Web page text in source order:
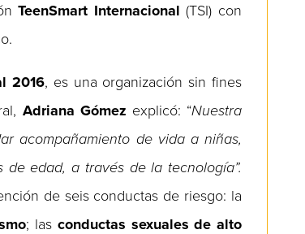
TeenSmart Internacional (TSI) con
2016, es una organización sin fines
Adriana Gómez explicó: “Nuestra
acompañamiento de vida a niñas,
edad, a través de la tecnología”.
de seis conductas de riesgo: la
; las conductas sexuales de alto